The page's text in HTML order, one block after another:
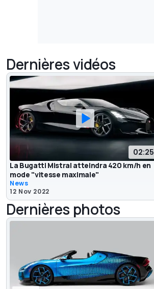
Dernières vidéos
02:25
La Bugatti Mistral atteindra 420 km/h en
mode "vitesse maximale"
News
12 Nov 2022
Dernières photos